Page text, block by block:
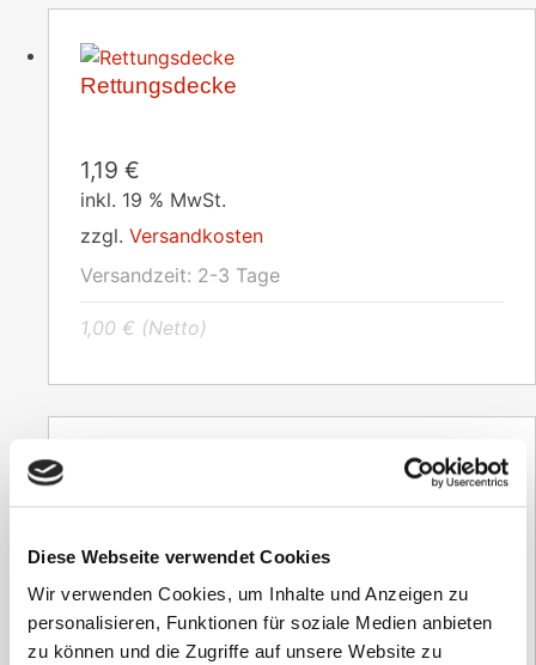
Diese Webseite verwendet Cookies
Wir verwenden Cookies, um Inhalte und Anzeigen zu
personalisieren, Funktionen für soziale Medien anbieten
zu können und die Zugriffe auf unsere Website zu
Rettungsdecke
1,19 €
inkl. 19 % MwSt.
zzgl. Versandkosten
Versandzeit: 2-3 Tage
1,00 € (Netto)